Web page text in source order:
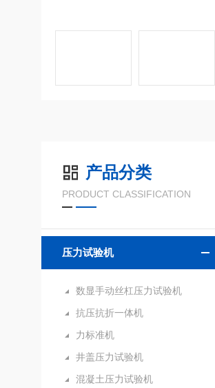
产品分类
PRODUCT CLASSIFICATION
压力试验机
数显手动丝杠压力试验机
抗压抗折一体机
力标准机
井盖压力试验机
混凝土压力试验机